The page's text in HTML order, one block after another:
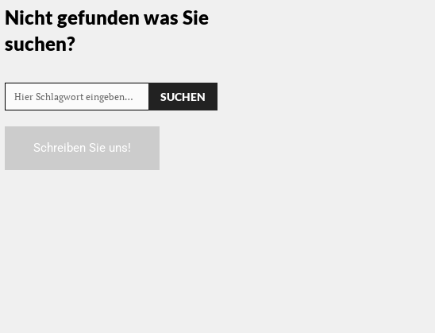
Nicht gefunden was Sie
suchen?
Hier Schlagwort eingeben… SUCHEN
Schreiben Sie uns!